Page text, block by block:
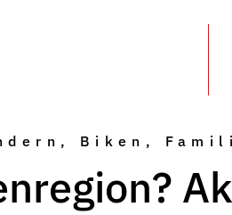
Biken,